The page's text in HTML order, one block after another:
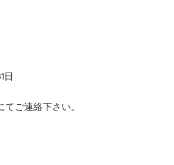
日
ご連絡下さい。